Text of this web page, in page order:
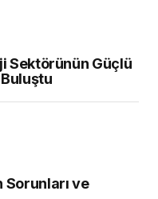
Sektörünün Güçlü
Sorunları ve